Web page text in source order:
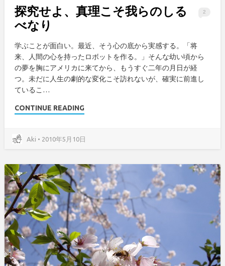
2
探究せよ、真理こそ我らのしる
べなり
学ぶことが面白い。最近、そう心の底から実感する。「将
来、人間の心を持ったロボットを作る。」そんな幼い頃から
の夢を胸にアメリカに来てから、もうすぐ二年の月日が経
つ。未だに人生の劇的な変化こそ訪れないが、確実に前進し
ているこ…
CONTINUE READING
Aki • 2010年5月10日